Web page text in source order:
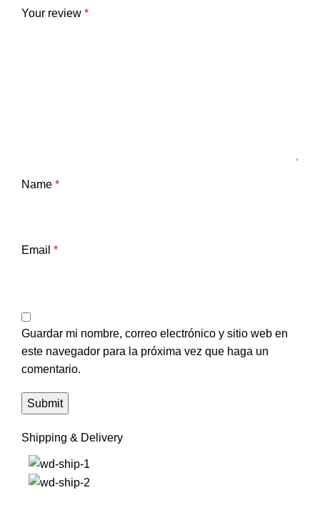
Your review *
Name *
Email *
Guardar mi nombre, correo electrónico y sitio web en
este navegador para la próxima vez que haga un
comentario.
Shipping & Delivery